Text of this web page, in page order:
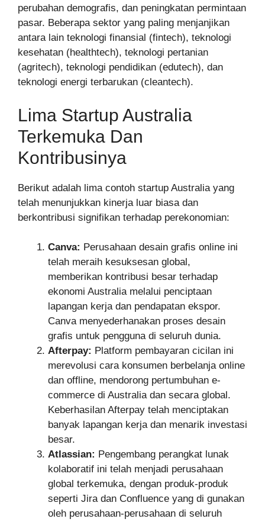
perubahan demografis, dan peningkatan permintaan
pasar. Beberapa sektor yang paling menjanjikan
antara lain teknologi finansial (fintech), teknologi
kesehatan (healthtech), teknologi pertanian
(agritech), teknologi pendidikan (edutech), dan
teknologi energi terbarukan (cleantech).
Lima Startup Australia
Terkemuka Dan
Kontribusinya
Berikut adalah lima contoh startup Australia yang
telah menunjukkan kinerja luar biasa dan
berkontribusi signifikan terhadap perekonomian:
Canva: Perusahaan desain grafis online ini
telah meraih kesuksesan global,
memberikan kontribusi besar terhadap
ekonomi Australia melalui penciptaan
lapangan kerja dan pendapatan ekspor.
Canva menyederhanakan proses desain
grafis untuk pengguna di seluruh dunia.
Afterpay: Platform pembayaran cicilan ini
merevolusi cara konsumen berbelanja online
dan offline, mendorong pertumbuhan e-
commerce di Australia dan secara global.
Keberhasilan Afterpay telah menciptakan
banyak lapangan kerja dan menarik investasi
besar.
Atlassian: Pengembang perangkat lunak
kolaboratif ini telah menjadi perusahaan
global terkemuka, dengan produk-produk
seperti Jira dan Confluence yang di gunakan
oleh perusahaan-perusahaan di seluruh